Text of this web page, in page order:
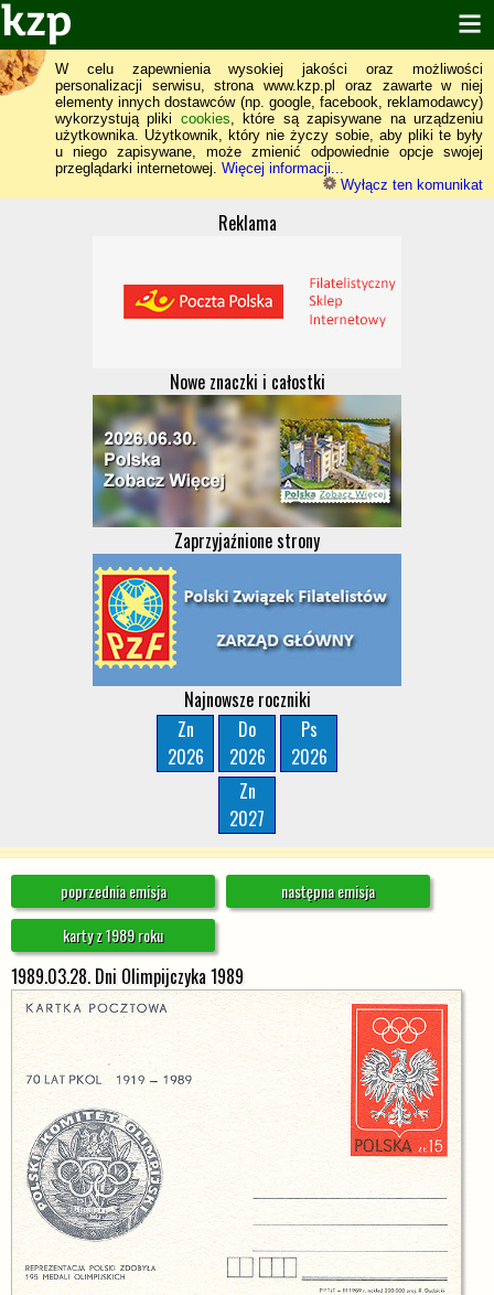
W celu zapewnienia wysokiej jakości oraz możliwości
personalizacji serwisu, strona www.kzp.pl oraz zawarte w niej
elementy innych dostawców (np. google, facebook, reklamodawcy)
wykorzystują pliki cookies, które są zapisywane na urządzeniu
użytkownika. Użytkownik, który nie życzy sobie, aby pliki te były
u niego zapisywane, może zmienić odpowiednie opcje swojej
przeglądarki internetowej. Więcej informacji...
Wyłącz ten komunikat
Reklama
Nowe znaczki i całostki
Zaprzyjaźnione strony
Najnowsze roczniki
Zn
2026
Do
2026
Ps
2026
Zn
2027
poprzednia emisja
następna emisja
karty z 1989 roku
1989.03.28. Dni Olimpijczyka 1989